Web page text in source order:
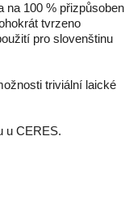
na 100 % přizpůsoben
tvrzeno
pro slovenštinu
triviální laické
u CERES.